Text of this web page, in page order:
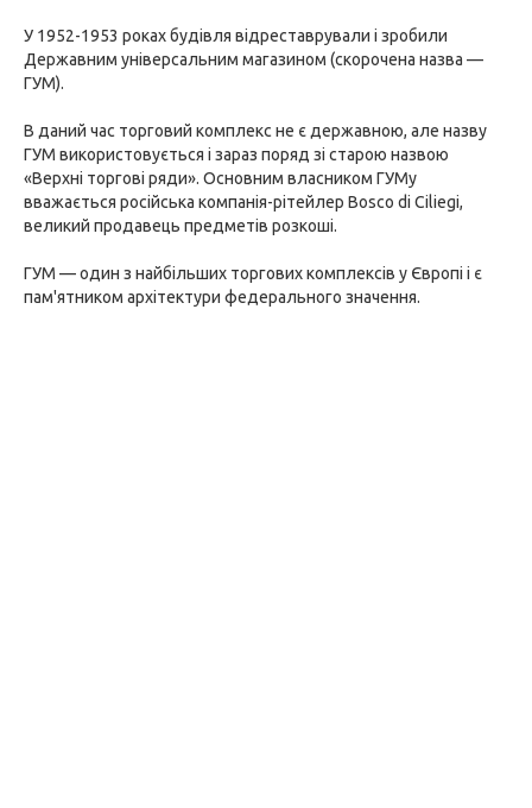
У 1952-1953 роках будівля відреставрували і зробили
Державним універсальним магазином (скорочена назва —
ГУМ).
В даний час торговий комплекс не є державною, але назву
ГУМ використовується і зараз поряд зі старою назвою
«Верхні торгові ряди». Основним власником ГУМу
вважається російська компанія-рітейлер Bosco di Ciliegi,
великий продавець предметів розкоші.
ГУМ — один з найбільших торгових комплексів у Європі і є
пам'ятником архітектури федерального значення.